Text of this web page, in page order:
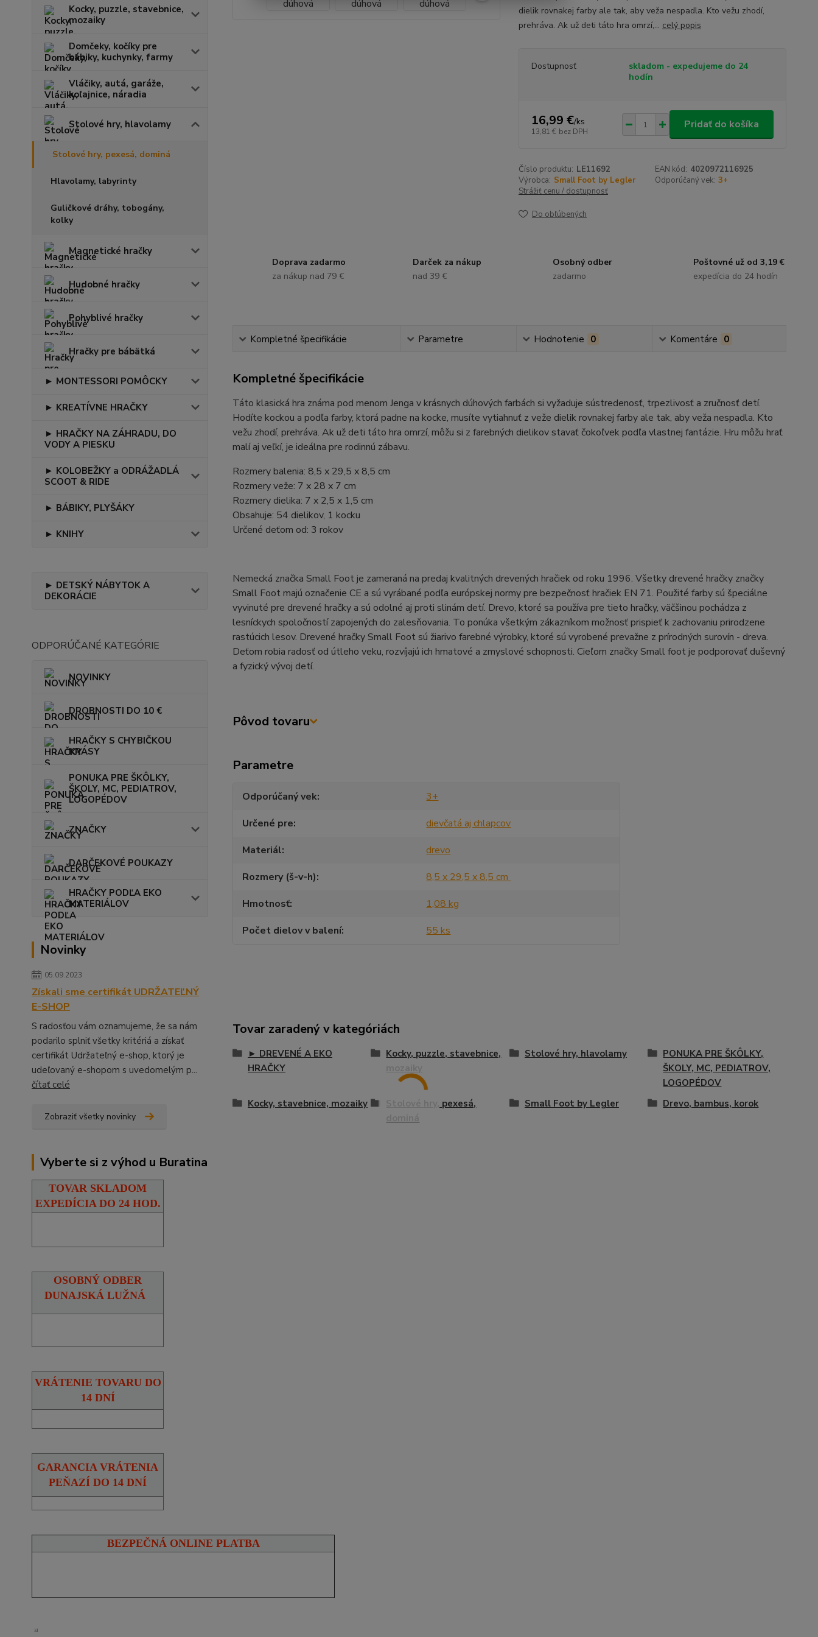
Kocky, puzzle, stavebnice,
mozaiky
Domčeky, kočíky pre
bábiky, kuchynky, farmy
Vláčiky, autá, garáže,
koľajnice, náradia
Stolové hry, hlavolamy
Stolové hry, pexesá, dominá
Hlavolamy, labyrinty
Guličkové dráhy, tobogány,
kolky
Magnetické hračky
Hudobné hračky
Pohyblivé hračky
Hračky pre bábätká
► MONTESSORI POMÔCKY
► KREATÍVNE HRAČKY
► HRAČKY NA ZÁHRADU, DO
VODY A PIESKU
► KOLOBEŽKY a ODRÁŽADLÁ
SCOOT & RIDE
► BÁBIKY, PLYŠÁKY
► KNIHY
► DETSKÝ NÁBYTOK A
DEKORÁCIE
ODPORÚČANÉ KATEGÓRIE
NOVINKY
DROBNOSTI DO 10 €
HRAČKY S CHYBIČKOU
KRÁSY
PONUKA PRE ŠKÔLKY,
ŠKOLY, MC, PEDIATROV,
LOGOPÉDOV
ZNAČKY
DARČEKOVÉ POUKAZY
HRAČKY PODĽA EKO
MATERIÁLOV
Novinky
05.09.2023
Získali sme certifikát UDRŽATEĽNÝ
E-SHOP
S radosťou vám oznamujeme, že sa nám
podarilo splniť všetky kritériá a získať
certifikát Udržateľný e-shop, ktorý je
udeľovaný e-shopom s uvedomelým p...
čítať celé
Zobraziť všetky novinky
Vyberte si z výhod u Buratina
TOVAR SKLADOM
EXPEDÍCIA DO 24 HOD.
OSOBNÝ ODBER
DUNAJSKÁ LUŽNÁ
VRÁTENIE TOVARU DO
14 DNÍ
GARANCIA VRÁTENIA
PEŇAZÍ DO 14 DNÍ
BEZPEČNÁ ONLINE PLATBA
dielik rovnakej farby ale tak, aby veža nespadla. Kto vežu zhodí,
prehráva. Ak už deti táto hra omrzí,... celý popis
Dostupnosť
skladom - expedujeme do 24
hodín
16,99 €/ks
13,81 € bez DPH
Pridať do košíka
Číslo produktu: LE11692 EAN kód: 4020972116925
Výrobca: Small Foot by Legler Odporúčaný vek: 3+
Strážiť cenu / dostupnosť
Do obľúbených
Doprava zadarmo
za nákup nad 79 €
Darček za nákup
nad 39 €
Osobný odber
zadarmo
Poštovné už od 3,19 €
expedícia do 24 hodín
Kompletné špecifikácie Parametre Hodnotenie 0 Komentáre 0
Kompletné špecifikácie
Táto klasická hra známa pod menom Jenga v krásnych dúhových farbách si vyžaduje sústredenosť, trpezlivosť a zručnosť detí.
Hodíte kockou a podľa farby, ktorá padne na kocke, musíte vytiahnuť z veže dielik rovnakej farby ale tak, aby veža nespadla. Kto
vežu zhodí, prehráva. Ak už deti táto hra omrzí, môžu si z farebných dielikov stavať čokoľvek podľa vlastnej fantázie. Hru môžu hrať
malí aj veľkí, je ideálna pre rodinnú zábavu.
Rozmery balenia: 8,5 x 29,5 x 8,5 cm
Rozmery veže: 7 x 28 x 7 cm
Rozmery dielika: 7 x 2,5 x 1,5 cm
Obsahuje: 54 dielikov, 1 kocku
Určené deťom od: 3 rokov
Nemecká značka Small Foot je zameraná na predaj kvalitných drevených hračiek od roku 1996. Všetky drevené hračky značky
Small Foot majú označenie CE a sú vyrábané podľa európskej normy pre bezpečnosť hračiek EN 71. Použité farby sú špeciálne
vyvinuté pre drevené hračky a sú odolné aj proti slinám detí. Drevo, ktoré sa používa pre tieto hračky, väčšinou pochádza z
lesníckych spoločností zapojených do zalesňovania. To ponúka všetkým zákazníkom možnosť prispieť k zachovaniu prirodzene
rastúcich lesov. Drevené hračky Small Foot sú žiarivo farebné výrobky, ktoré sú vyrobené prevažne z prírodných surovín - dreva.
Deťom robia radosť od útleho veku, rozvíjajú ich hmatové a zmyslové schopnosti. Cieľom značky Small foot je podporovať duševný
a fyzický vývoj detí.
Pôvod tovaru
Parametre
Odporúčaný vek
3+
Určené pre
dievčatá aj chlapcov
Materiál
drevo
Rozmery (š-v-h)
8,5 x 29,5 x 8,5 cm
Hmotnosť
1,08 kg
Počet dielov v balení
55 ks
Tovar zaradený v kategóriách
► DREVENÉ A EKO
HRAČKY
Kocky, puzzle, stavebnice,
Stolové hry, hlavolamy
PONUKA PRE ŠKÔLKY,
ŠKOLY, MC, PEDIATROV,
LOGOPÉDOV
Kocky, stavebnice, mozaiky
Stolové hry, pexesá,
Small Foot by Legler Drevo, bambus, korok